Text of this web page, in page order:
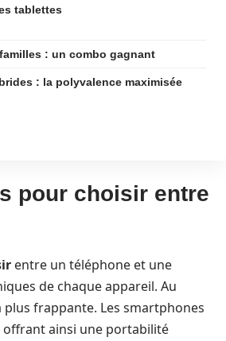
tablettes
: un combo gagnant
: la polyvalence maximisée
pour choisir entre
entre un téléphone et une
de chaque appareil. Au
frappante. Les smartphones
offrant ainsi une portabilité